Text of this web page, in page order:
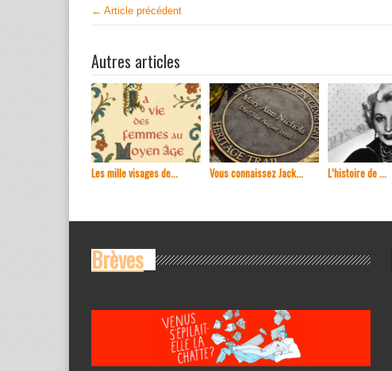
← Article précédent
Autres articles
Les mille visages de... Vous connaissez Jack... L’histoire de ...
Brèves